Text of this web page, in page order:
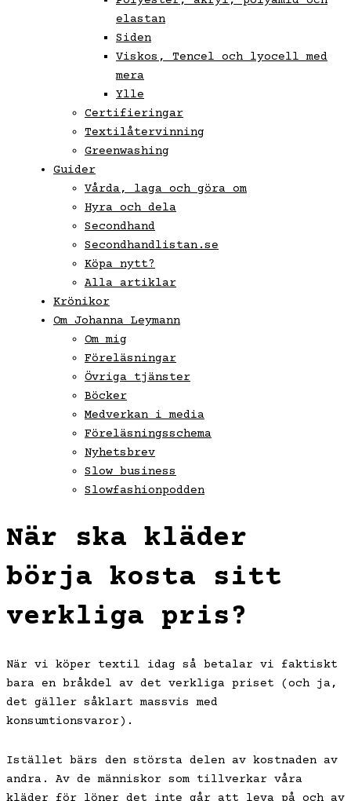
elastan
Siden
Viskos, Tencel och lyocell med
mera
Ylle
Certifieringar
Textilåtervinning
Greenwashing
Guider
Vårda, laga och göra om
Hyra och dela
Secondhand
Secondhandlistan.se
Köpa nytt?
Alla artiklar
Krönikor
Om Johanna Leymann
Om mig
Föreläsningar
Övriga tjänster
Böcker
Medverkan i media
Föreläsningsschema
Nyhetsbrev
Slow business
Slowfashionpodden
När ska kläder
börja kosta sitt
verkliga pris?
När vi köper textil idag så betalar vi faktiskt
bara en bråkdel av det verkliga priset (och ja,
det gäller såklart massvis med
konsumtionsvaror).
Istället bärs den största delen av kostnaden av
andra. Av de människor som tillverkar våra